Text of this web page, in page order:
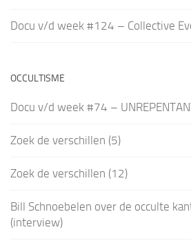
Docu v/d week #124 – Collective
OCCULTISME
Docu v/d week #74 –
Zoek de verschillen (5)
Zoek de verschillen (12)
Bill Schnoebelen over de occulte
(interview)